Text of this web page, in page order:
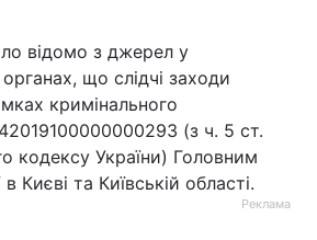
відомо з джерел у
що слідчі заходи
кримінального
(з ч. 5 ст.
кодексу України) Головним
Києві та Київській області.
Реклама